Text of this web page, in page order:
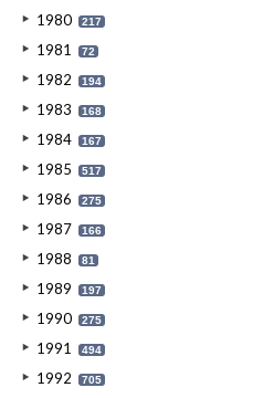
1980 217
1981 72
1982 194
1983 168
1984 167
1985 517
1986 275
1987 166
1988 81
1989 197
1990 275
1991 494
1992 705